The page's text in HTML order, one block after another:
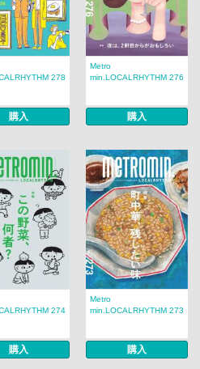
278
購入
Metro
min.LOCALRHYTHM 276
購入
274
購入
Metro
min.LOCALRHYTHM 273
購入